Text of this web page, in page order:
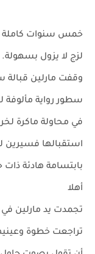
خمس سنوات كاملة
لزج لا يزول بسهولة.
وقفت مارلين قبالة
سطور رواية
في محاولة ماكرة
استقبالها فسيرين
بابتسامة هادئة
أهلا
تجمدت يد مارلين
تراجعت خطوة